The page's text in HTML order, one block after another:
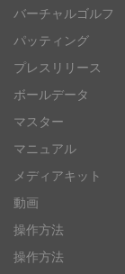
バーチャルゴルフ
パッティング
プレスリリース
ボールデータ
マスター
マニュアル
メディアキット
動画
操作方法
操作方法